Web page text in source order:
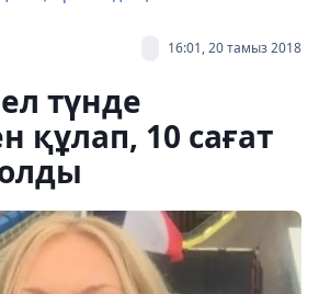
16:01, 20 тамыз 2018
түнде
құлап, 10 сағат